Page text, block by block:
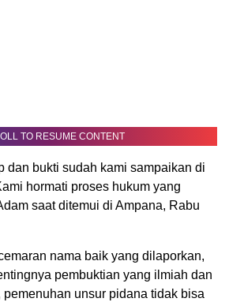
TO RESUME CONTENT
dan bukti sudah kami sampaikan di
hormati proses hukum yang
saat ditemui di Ampana, Rabu
nama baik yang dilaporkan,
pembuktian yang ilmiah dan
pemenuhan unsur pidana tidak bisa